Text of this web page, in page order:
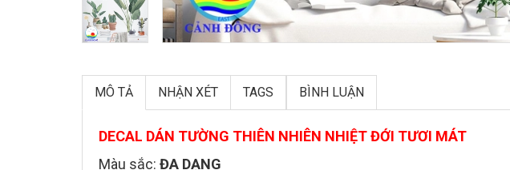
MÔ TẢ NHẬN XÉT TAGS BÌNH LUẬN
DECAL DÁN TƯỜNG THIÊN NHIÊN NHIỆT ĐỚI TƯƠI MÁT
Màu sắc: ĐA DẠNG